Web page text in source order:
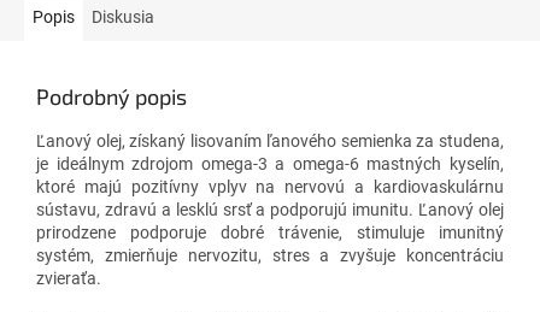
Popis Diskusia
Podrobný popis
Ľanový olej, získaný lisovaním ľanového semienka za studena,
je ideálnym zdrojom omega-3 a omega-6 mastných kyselín,
ktoré majú pozitívny vplyv na nervovú a kardiovaskulárnu
sústavu, zdravú a lesklú srsť a podporujú imunitu. Ľanový olej
prirodzene podporuje dobré trávenie, stimuluje imunitný
systém, zmierňuje nervozitu, stres a zvyšuje koncentráciu
zvieraťa.